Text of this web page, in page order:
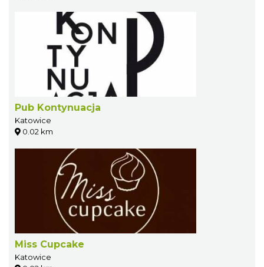
Pub Kontynuacja
Katowice
0.02 km
Miss Cupcake
Katowice